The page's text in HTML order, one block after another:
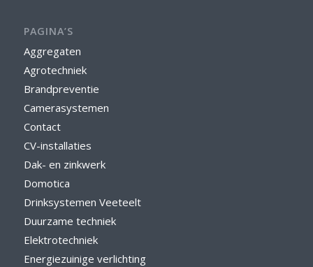
PAGINA’S
Aggregaten
Agrotechniek
Brandpreventie
Camerasystemen
Contact
CV-installaties
Dak- en zinkwerk
Domotica
Drinksystemen Veeteelt
Duurzame techniek
Elektrotechniek
Energiezuinige verlichting